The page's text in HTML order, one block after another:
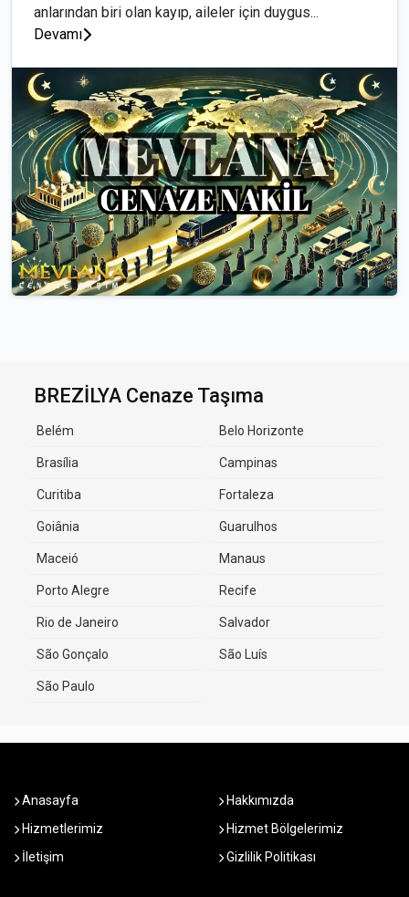
anlarından biri olan kayıp, aileler için duygus...
Devamı
BREZİLYA Cenaze Taşıma
Belém Belo Horizonte
Brasília Campinas
Curitiba Fortaleza
Goiânia Guarulhos
Maceió Manaus
Porto Alegre Recife
Rio de Janeiro Salvador
São Gonçalo São Luís
São Paulo
Anasayfa
Hakkımızda
Hizmetlerimiz
Hizmet Bölgelerimiz
İletişim
Gizlilik Politikası